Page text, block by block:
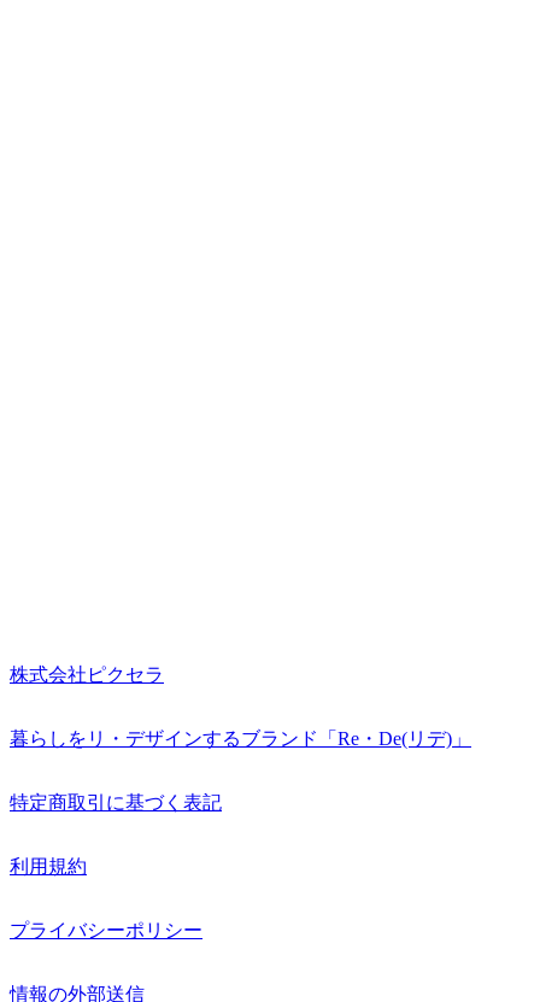
株式会社ピクセラ
暮らしをリ・デザインするブランド「Re・De(リデ)」
特定商取引に基づく表記
利用規約
プライバシーポリシー
情報の外部送信